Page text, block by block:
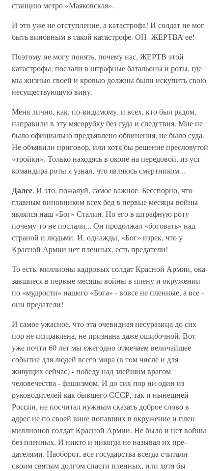
станцию метро «Маяковская».
И это уже не отступление, а катастрофа! И солдат не мог
быть виновным в такой катастрофе. ОН -ЖЕР­ТВА ее!
Поэтому не могу понять, почему нас, ЖЕРТВ этой
катастрофы, послали в штрафные батальоны и роты, где
мы жизнью своей и кровью должны были иску­пить свою
несуществующую вину.
Меня лично, как, по-видимому, и всех, кто был ря­дом,
направили в эту мясорубку без суда и следствия. Мне не
было официально предъявлено обвинения, не было суда.
Не объявили приговор, или хотя бы реше­ние пресловутой
«тройки». Только находясь в окопе на передовой, из уст
командира роты я узнал, что яв­ляюсь смертником...
Далее. И это, пожалуй, самое важное. Бесспорно, что
главным виновником всех бед в первые месяцы войны
являлся наш «Бог» Сталин. Но его в штрафную роту
почему-то не послали... Он продолжал «боговать» над
страной и людьми. И, однажды, «Бог» изрек, что у
Красной Армии нет пленных, есть предатели!
То есть: миллионы кадровых солдат Красной Армии, ока­
завшиеся в первые месяцы войны в плену и окруже­нии
по «мудрости» нашего «Бога» - вовсе не плен­ные, а все -
они предатели!
И самое ужасное, что эта очевидная несуразица до сих
пор не исправлена, не признана даже ошибоч­ной. Вот
уже почти 60 лет мы ежегодно отмечаем ве­личайшее
событие для людей всего мира (в том числе и для
живущих сейчас) - победу над злейшим врагом
человечества - фашизмом. И до сих пор ни один из
руководителей как бывшего СССР, так и нынешней
России, не посчитал нужным сказать доброе слово в
адрес не по своей вине попавших в окружение и плен
миллионов солдат Красной Армии. Не было и нет вой­ны
без пленных. И никто и никогда не называл их пре­
дателями. Наоборот, все государства всегда считали
своим святым долгом спасти пленных, или хотя бы